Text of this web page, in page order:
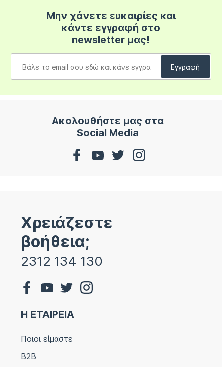
Μην χάνετε ευκαιρίες και
κάντε εγγραφή στο
newsletter μας!
Ακολουθήστε μας στα
Social Media
Χρειάζεστε
βοήθεια;
2312 134 130
Η ΕΤΑΙΡΕΙΑ
Ποιοι είμαστε
B2B